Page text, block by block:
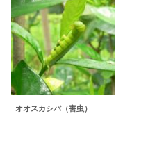
オオスカシバ（害虫）